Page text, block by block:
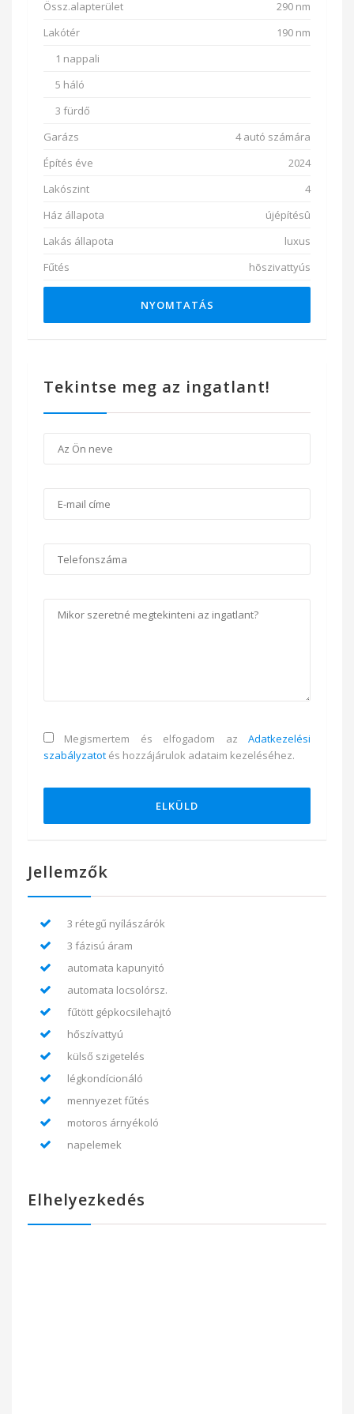
Össz.alapterület
290 nm
Lakótér
190 nm
1 nappali
5 háló
3 fürdő
Garázs
4 autó számára
Építés éve
2024
Lakószint
4
Ház állapota
újépítésû
Lakás állapota
luxus
Fűtés
hõszivattyús
NYOMTATÁS
Tekintse meg az ingatlant!
Megismertem és elfogadom az Adatkezelési
szabályzatot és hozzájárulok adataim kezeléséhez.
ELKÜLD
Jellemzők
3 rétegű nyílászárók
3 fázisú áram
automata kapunyitó
automata locsolórsz.
fűtött gépkocsilehajtó
hőszívattyú
külső szigetelés
légkondícionáló
mennyezet fűtés
motoros árnyékoló
napelemek
Elhelyezkedés